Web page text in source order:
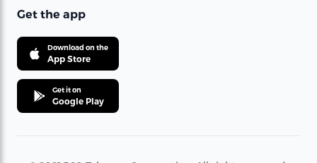
Get the app
Download on the
App Store
Get it on
Google Play